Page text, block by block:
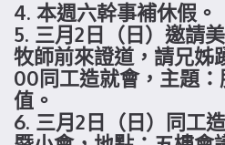
4. 本週六幹事補休假。
5. 三月2日（日）邀請
牧師前來證道，請兄姊
00同工造就會，主題
值。
6. 三月2日（日）同工